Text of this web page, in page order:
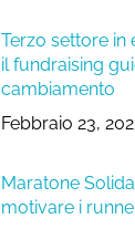
Terzo settore in
il fundraising
cambiamento
Febbraio 23,
Maratone
motivare i